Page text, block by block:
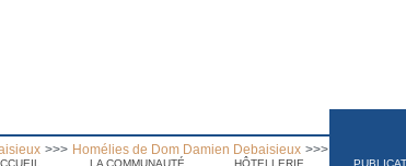
LA COMMUNAUTÉ HÔTELLERIE
>>> Homélies de Dom Damien Debaisieux >>> Homélie la